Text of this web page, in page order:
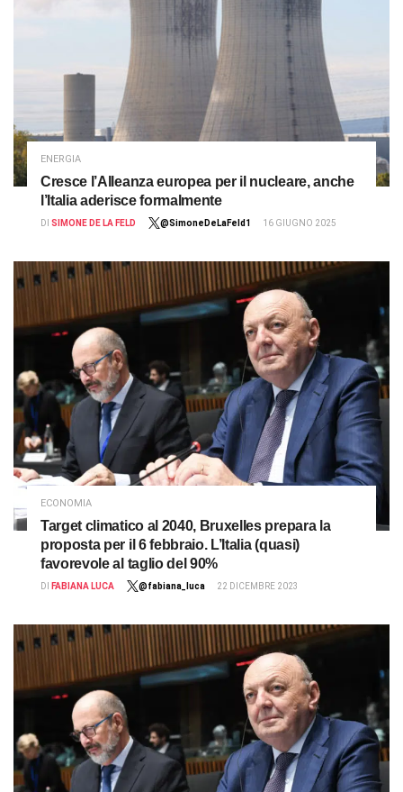
ENERGIA
Cresce l’Alleanza europea per il nucleare, anche
l’Italia aderisce formalmente
DI SIMONE DE LA FELD @SimoneDeLaFeld1 16 GIUGNO 2025
ECONOMIA
Target climatico al 2040, Bruxelles prepara la
proposta per il 6 febbraio. L’Italia (quasi)
favorevole al taglio del 90%
DI FABIANA LUCA @fabiana_luca 22 DICEMBRE 2023